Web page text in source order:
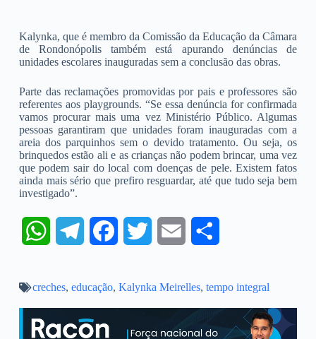
Kalynka, que é membro da Comissão da Educação da Câmara
de Rondonópolis também está apurando denúncias de
unidades escolares inauguradas sem a conclusão das obras.
Parte das reclamações promovidas por pais e professores são
referentes aos playgrounds. “Se essa denúncia for confirmada
vamos procurar mais uma vez Ministério Público. Algumas
pessoas garantiram que unidades foram inauguradas com a
areia dos parquinhos sem o devido tratamento. Ou seja, os
brinquedos estão ali e as crianças não podem brincar, uma vez
que podem sair do local com doenças de pele. Existem fatos
ainda mais sério que prefiro resguardar, até que tudo seja bem
investigado”.
W
a l c i a a
creches, educação, Kalynka Meirelles, tempo integral